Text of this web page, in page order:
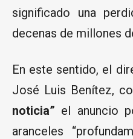
significado una
decenas de millones
En este sentido, el
José Luis Benítez,
noticia” el anuncio
aranceles